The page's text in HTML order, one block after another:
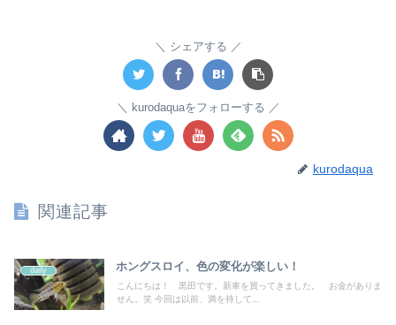
シェアする
kurodaquaをフォローする
kurodaqua
関連記事
daily ホングスロイ、色の変化が楽しい！
こんにちは！ 黒田です。新車を買ってきました。 お金がありま
せん。笑 今回は以前、満を持して...